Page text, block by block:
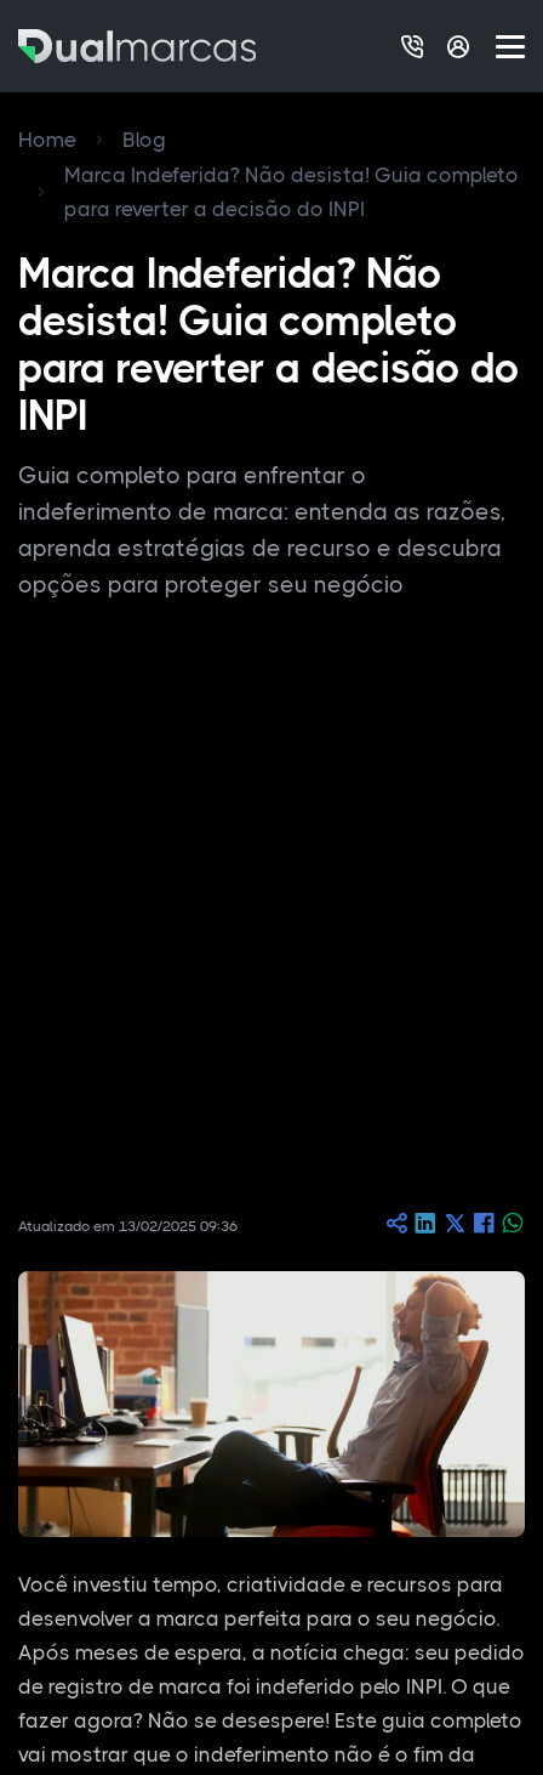
Home
Blog
Marca Indeferida? Não desista! Guia completo
para reverter a decisão do INPI
Marca Indeferida? Não
desista! Guia completo
para reverter a decisão do
INPI
Guia completo para enfrentar o
indeferimento de marca: entenda as razões,
aprenda estratégias de recurso e descubra
opções para proteger seu negócio
Atualizado em 13/02/2025 09:36
Você investiu tempo, criatividade e recursos para
desenvolver a marca perfeita para o seu negócio.
Após meses de espera, a notícia chega: seu pedido
de registro de marca foi indeferido pelo INPI. O que
fazer agora? Não se desespere! Este guia completo
vai mostrar que o indeferimento não é o fim da